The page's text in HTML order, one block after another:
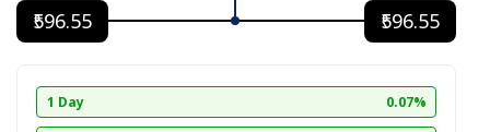
₹596.55 ₹596.55
1 Day 0.07%